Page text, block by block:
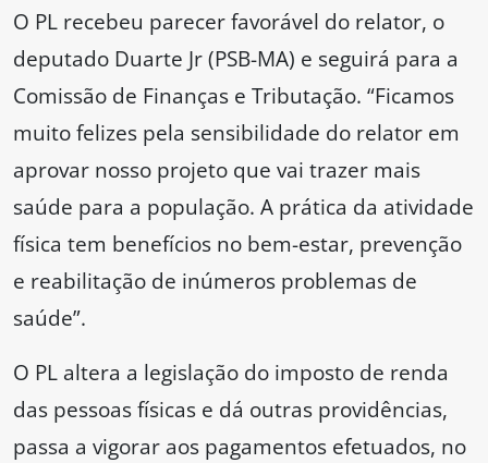
O PL recebeu parecer favorável do relator, o
deputado Duarte Jr (PSB-MA) e seguirá para a
Comissão de Finanças e Tributação. “Ficamos
muito felizes pela sensibilidade do relator em
aprovar nosso projeto que vai trazer mais
saúde para a população. A prática da atividade
física tem benefícios no bem-estar, prevenção
e reabilitação de inúmeros problemas de
saúde”.
O PL altera a legislação do imposto de renda
das pessoas físicas e dá outras providências,
passa a vigorar aos pagamentos efetuados, no